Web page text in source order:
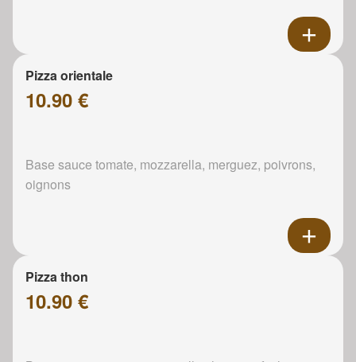
Pizza orientale
10.90 €
Base sauce tomate, mozzarella, merguez, poivrons,
oignons
Pizza thon
10.90 €